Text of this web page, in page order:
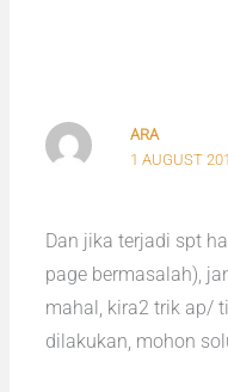
ARA
1 AUGUST
Dan jika terjadi spt
page bermasalah),
mahal, kira2 trik ap/
dilakukan, mohon